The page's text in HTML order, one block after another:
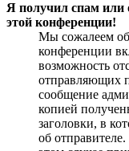
Я получил спам или
этой конференции!
Мы сожалеем
конференции
возможность
отправляющих
сообщение
копией
заголовки, в
об